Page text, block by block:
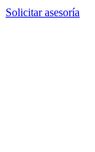
Solicitar asesoría